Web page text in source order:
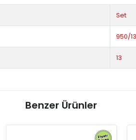
Set
950/
13
Benzer Ürünler